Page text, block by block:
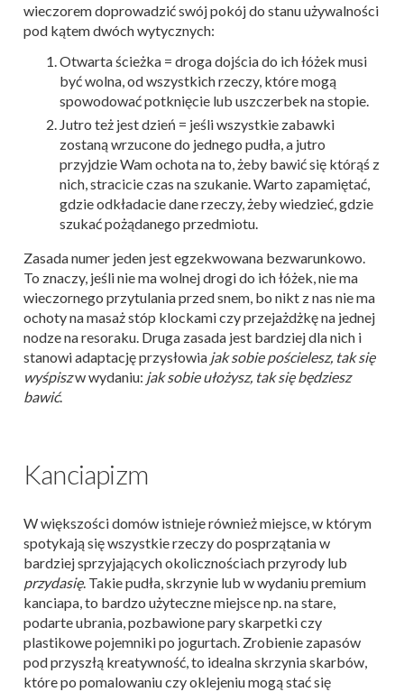
wieczorem doprowadzić swój pokój do stanu używalności
pod kątem dwóch wytycznych:
Otwarta ścieżka = droga dojścia do ich łóżek musi
być wolna, od wszystkich rzeczy, które mogą
spowodować potknięcie lub uszczerbek na stopie.
Jutro też jest dzień = jeśli wszystkie zabawki
zostaną wrzucone do jednego pudła, a jutro
przyjdzie Wam ochota na to, żeby bawić się którąś z
nich, stracicie czas na szukanie. Warto zapamiętać,
gdzie odkładacie dane rzeczy, żeby wiedzieć, gdzie
szukać pożądanego przedmiotu.
Zasada numer jeden jest egzekwowana bezwarunkowo.
To znaczy, jeśli nie ma wolnej drogi do ich łóżek, nie ma
wieczornego przytulania przed snem, bo nikt z nas nie ma
ochoty na masaż stóp klockami czy przejażdżkę na jednej
nodze na resoraku. Druga zasada jest bardziej dla nich i
stanowi adaptację przysłowia jak sobie pościelesz, tak się
wyśpiszw wydaniu: jak sobie ułożysz, tak się będziesz
bawić.
Kanciapizm
W większości domów istnieje również miejsce, w którym
spotykają się wszystkie rzeczy do posprzątania w
bardziej sprzyjających okolicznościach przyrody lub
przydasię. Takie pudła, skrzynie lub w wydaniu premium
kanciapa, to bardzo użyteczne miejsce np. na stare,
podarte ubrania, pozbawione pary skarpetki czy
plastikowe pojemniki po jogurtach. Zrobienie zapasów
pod przyszłą kreatywność, to idealna skrzynia skarbów,
które po pomalowaniu czy oklejeniu mogą stać się